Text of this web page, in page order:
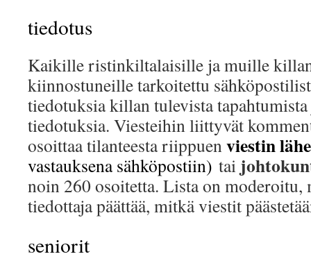
tiedotus
Kaikille ristinkiltalaisille ja muille
kiinnostuneille tarkoitettu
tiedotuksia killan tulevista
tiedotuksia. Viesteihin liittyvät
osoittaa tilanteesta riippuenviestin
vastauksena sähköpostiin) tai
noin 260 osoitetta. Lista on moderoitu,
tiedottaja päättää, mitkä viestit
seniorit